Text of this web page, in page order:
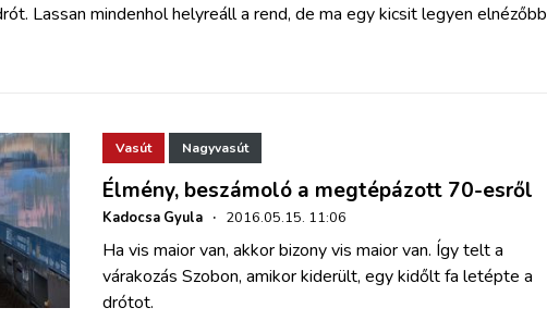
Lassan mindenhol helyreáll a rend, de ma egy kicsit legyen elnézőbb
Vasút Nagyvasút
Élmény, beszámoló a megtépázott 70-esről
Kadocsa Gyula · 2016.05.15. 11:06
Ha vis maior van, akkor bizony vis maior van. Így telt a
várakozás Szobon, amikor kiderült, egy kidőlt fa letépte a
drótot.